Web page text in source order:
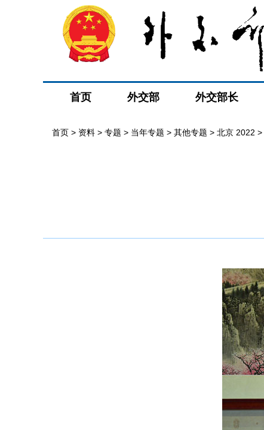
首页 外交部 外交部长
首页 > 资料 > 专题 > 当年专题 > 其他专题 > 北京 2022 >